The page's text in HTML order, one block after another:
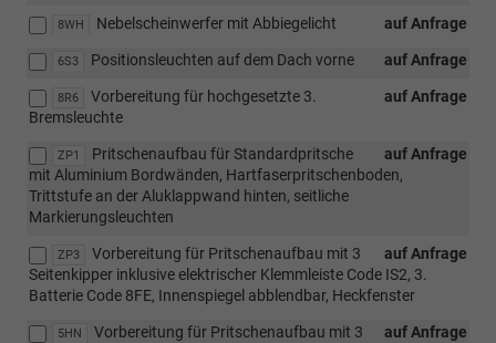
8WH auf Anfrage
Nebelscheinwerfer mit Abbiegelicht
6S3 auf Anfrage
Positionsleuchten auf dem Dach vorne
8R6 auf Anfrage
Vorbereitung für hochgesetzte 3.
Bremsleuchte
ZP1 auf Anfrage
Pritschenaufbau für Standardpritsche
mit Aluminium Bordwänden, Hartfaserpritschenboden,
Trittstufe an der Aluklappwand hinten, seitliche
Markierungsleuchten
ZP3 auf Anfrage
Vorbereitung für Pritschenaufbau mit 3
Seitenkipper inklusive elektrischer Klemmleiste Code IS2, 3.
Batterie Code 8FE, Innenspiegel abblendbar, Heckfenster
5HN auf Anfrage
Vorbereitung für Pritschenaufbau mit 3